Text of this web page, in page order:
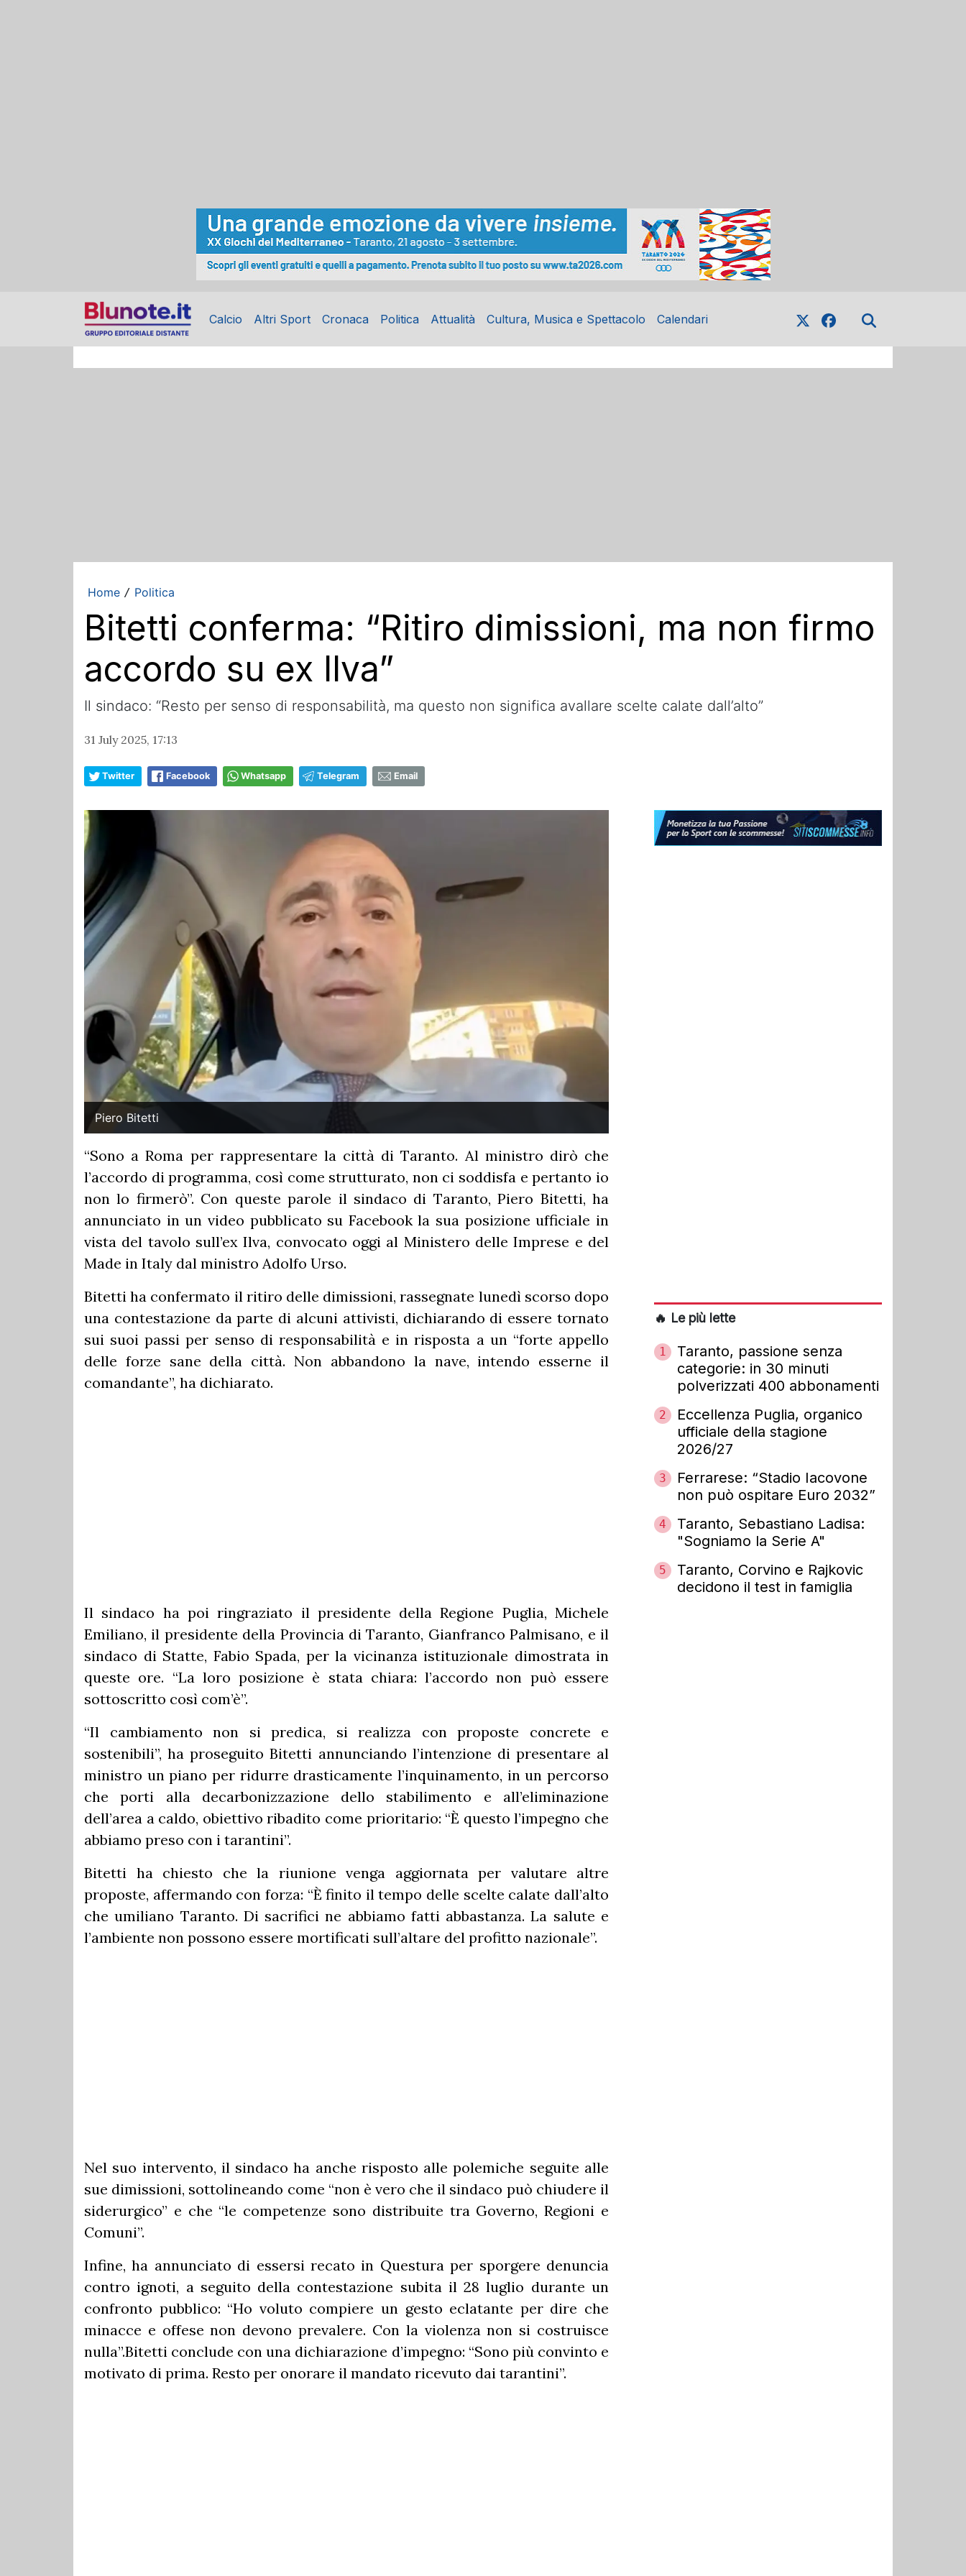
Calcio Altri Sport Cronaca Politica Attualità Cultura, Musica e Spettacolo Calendari
Home / Politica
Bitetti conferma: “Ritiro dimissioni, ma non firmo
accordo su ex Ilva”
Il sindaco: “Resto per senso di responsabilità, ma questo non significa avallare scelte calate dall’alto”
31 July 2025, 17:13
Twitter Facebook Whatsapp Telegram Email
Piero Bitetti
“Sono a Roma per rappresentare la città di Taranto. Al ministro dirò che
l’accordo di programma, così come strutturato, non ci soddisfa e pertanto io
non lo firmerò”. Con queste parole il sindaco di Taranto, Piero Bitetti, ha
annunciato in un video pubblicato su Facebook la sua posizione ufficiale in
vista del tavolo sull’ex Ilva, convocato oggi al Ministero delle Imprese e del
Made in Italy dal ministro Adolfo Urso.
Bitetti ha confermato il ritiro delle dimissioni, rassegnate lunedì scorso dopo
una contestazione da parte di alcuni attivisti, dichiarando di essere tornato
sui suoi passi per senso di responsabilità e in risposta a un “forte appello
delle forze sane della città. Non abbandono la nave, intendo esserne il
comandante”, ha dichiarato.
Il sindaco ha poi ringraziato il presidente della Regione Puglia, Michele
Emiliano, il presidente della Provincia di Taranto, Gianfranco Palmisano, e il
sindaco di Statte, Fabio Spada, per la vicinanza istituzionale dimostrata in
queste ore. “La loro posizione è stata chiara: l’accordo non può essere
sottoscritto così com’è”.
“Il cambiamento non si predica, si realizza con proposte concrete e
sostenibili”, ha proseguito Bitetti annunciando l’intenzione di presentare al
ministro un piano per ridurre drasticamente l’inquinamento, in un percorso
che porti alla decarbonizzazione dello stabilimento e all’eliminazione
dell’area a caldo, obiettivo ribadito come prioritario: “È questo l’impegno che
abbiamo preso con i tarantini”.
Bitetti ha chiesto che la riunione venga aggiornata per valutare altre
proposte, affermando con forza: “È finito il tempo delle scelte calate dall’alto
che umiliano Taranto. Di sacrifici ne abbiamo fatti abbastanza. La salute e
l’ambiente non possono essere mortificati sull’altare del profitto nazionale”.
Nel suo intervento, il sindaco ha anche risposto alle polemiche seguite alle
sue dimissioni, sottolineando come “non è vero che il sindaco può chiudere il
siderurgico” e che “le competenze sono distribuite tra Governo, Regioni e
Comuni”.
Infine, ha annunciato di essersi recato in Questura per sporgere denuncia
contro ignoti, a seguito della contestazione subita il 28 luglio durante un
confronto pubblico: “Ho voluto compiere un gesto eclatante per dire che
minacce e offese non devono prevalere. Con la violenza non si costruisce
nulla”.Bitetti conclude con una dichiarazione d’impegno: “Sono più convinto e
motivato di prima. Resto per onorare il mandato ricevuto dai tarantini”.
🔥 Le più lette
1
Taranto, passione senza
categorie: in 30 minuti
polverizzati 400 abbonamenti
2
Eccellenza Puglia, organico
ufficiale della stagione
2026/27
3
Ferrarese: “Stadio Iacovone
non può ospitare Euro 2032”
4
Taranto, Sebastiano Ladisa:
"Sogniamo la Serie A"
5
Taranto, Corvino e Rajkovic
decidono il test in famiglia